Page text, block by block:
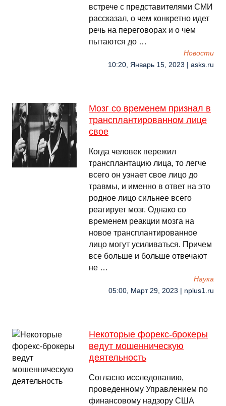
встрече с представителями СМИ
рассказал, о чем конкретно идет
речь на переговорах и о чем
пытаются до …
Новости
10:20, Январь 15, 2023 | asks.ru
Мозг со временем признал в
трансплантированном лице
свое
Когда человек пережил
трансплантацию лица, то легче
всего он узнает свое лицо до
травмы, и именно в ответ на это
родное лицо сильнее всего
реагирует мозг. Однако со
временем реакции мозга на
новое трансплантированное
лицо могут усиливаться. Причем
все больше и больше отвечают
не …
Наука
05:00, Март 29, 2023 | nplus1.ru
Некоторые форекс-брокеры
ведут мошенническую
деятельность
Согласно исследованию,
проведенному Управлением по
финансовому надзору США